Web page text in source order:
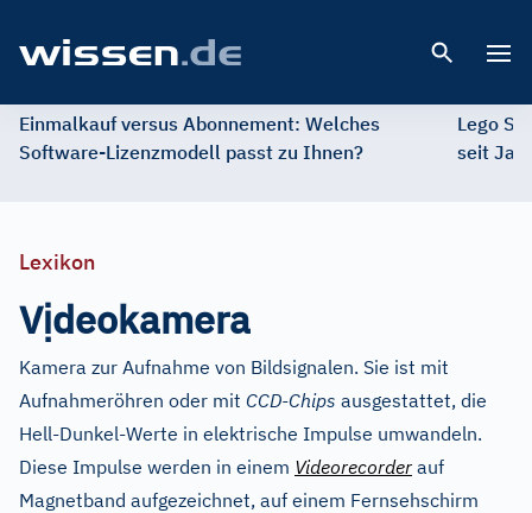
Einmalkauf versus Abonnement: Welches
Software-Lizenzmodell passt zu Ihnen?
Lego
seit
Lexikon
Vịdeokamera
Kamera zur Aufnahme von Bildsignalen. Sie ist mit
Aufnahmeröhren oder mit CCD-Chips ausgestattet, die
Hell-Dunkel-Werte in elektrische Impulse umwandeln.
Diese Impulse werden in einem Videorecorder auf
Magnetband aufgezeichnet, auf einem Fernsehschirm